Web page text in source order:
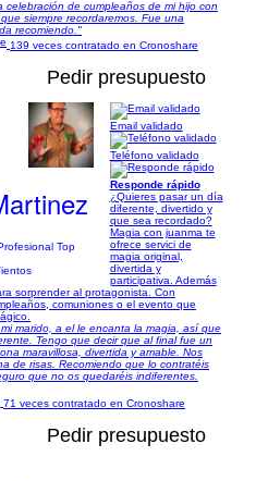
celebración de cumpleaños de mi hijo con
siempre recordaremos. Fue una
recomiendo."
139 veces contratado en Cronoshare
Pedir presupuesto
Email validado
Teléfono validado
Responde rápido
¿Quieres pasar un día
diferente, divertido y
que sea recordado?
Magia con juanma te
ofrece servici de
magia original,
divertida y
participativa. Además
sorprender al protagonista. Con
comuniones o el evento que
marido, a el le encanta la magia, así que
Tengo que decir que al final fue un
maravillosa, divertida y amable. Nos
de risas. Recomiendo que lo contratéis
que no os quedaréis indiferentes.
71 veces contratado en Cronoshare
Pedir presupuesto